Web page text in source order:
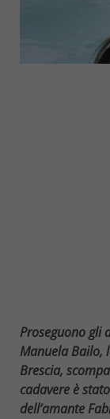
Proseguono gli
Manuela Bailo,
Brescia,
cadavere è
dell’amante